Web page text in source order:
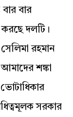
বার
দলটি।
রহমান
শঙ্কা
সরকার